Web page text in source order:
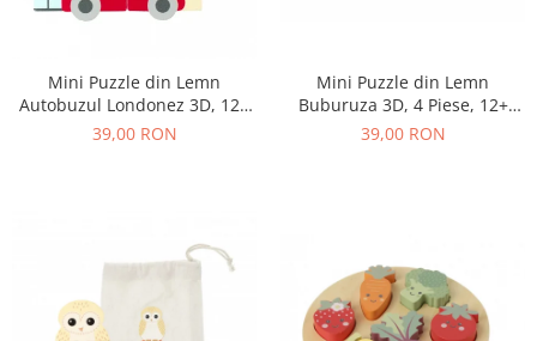
Mini Puzzle din Lemn
Autobuzul Londonez 3D, 12+
Luni, 4 Piese
39,00 RON
Mini Puzzle din Lemn
Buburuza 3D, 4 Piese, 12+
Luni
39,00 RON